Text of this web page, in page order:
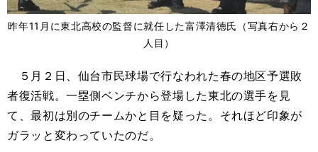
昨年11月に東北高校の監督に就任した富澤清徳氏（写真右から２
人目）
５月２日、仙台市民球場で行なわれた春の地区予選敗
者復活戦。一塁側ベンチから登場した東北の選手を見
て、最初は別のチームかと目を疑った。それほど印象が
ガラッと変わっていたのだ。